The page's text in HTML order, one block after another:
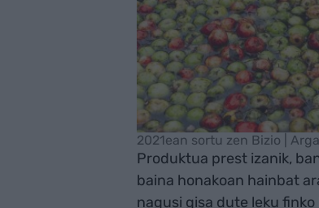
2021ean sortu zen Bizio |
Produktua prest izanik,
baina honakoan hainbat
nagusi gisa dute leku